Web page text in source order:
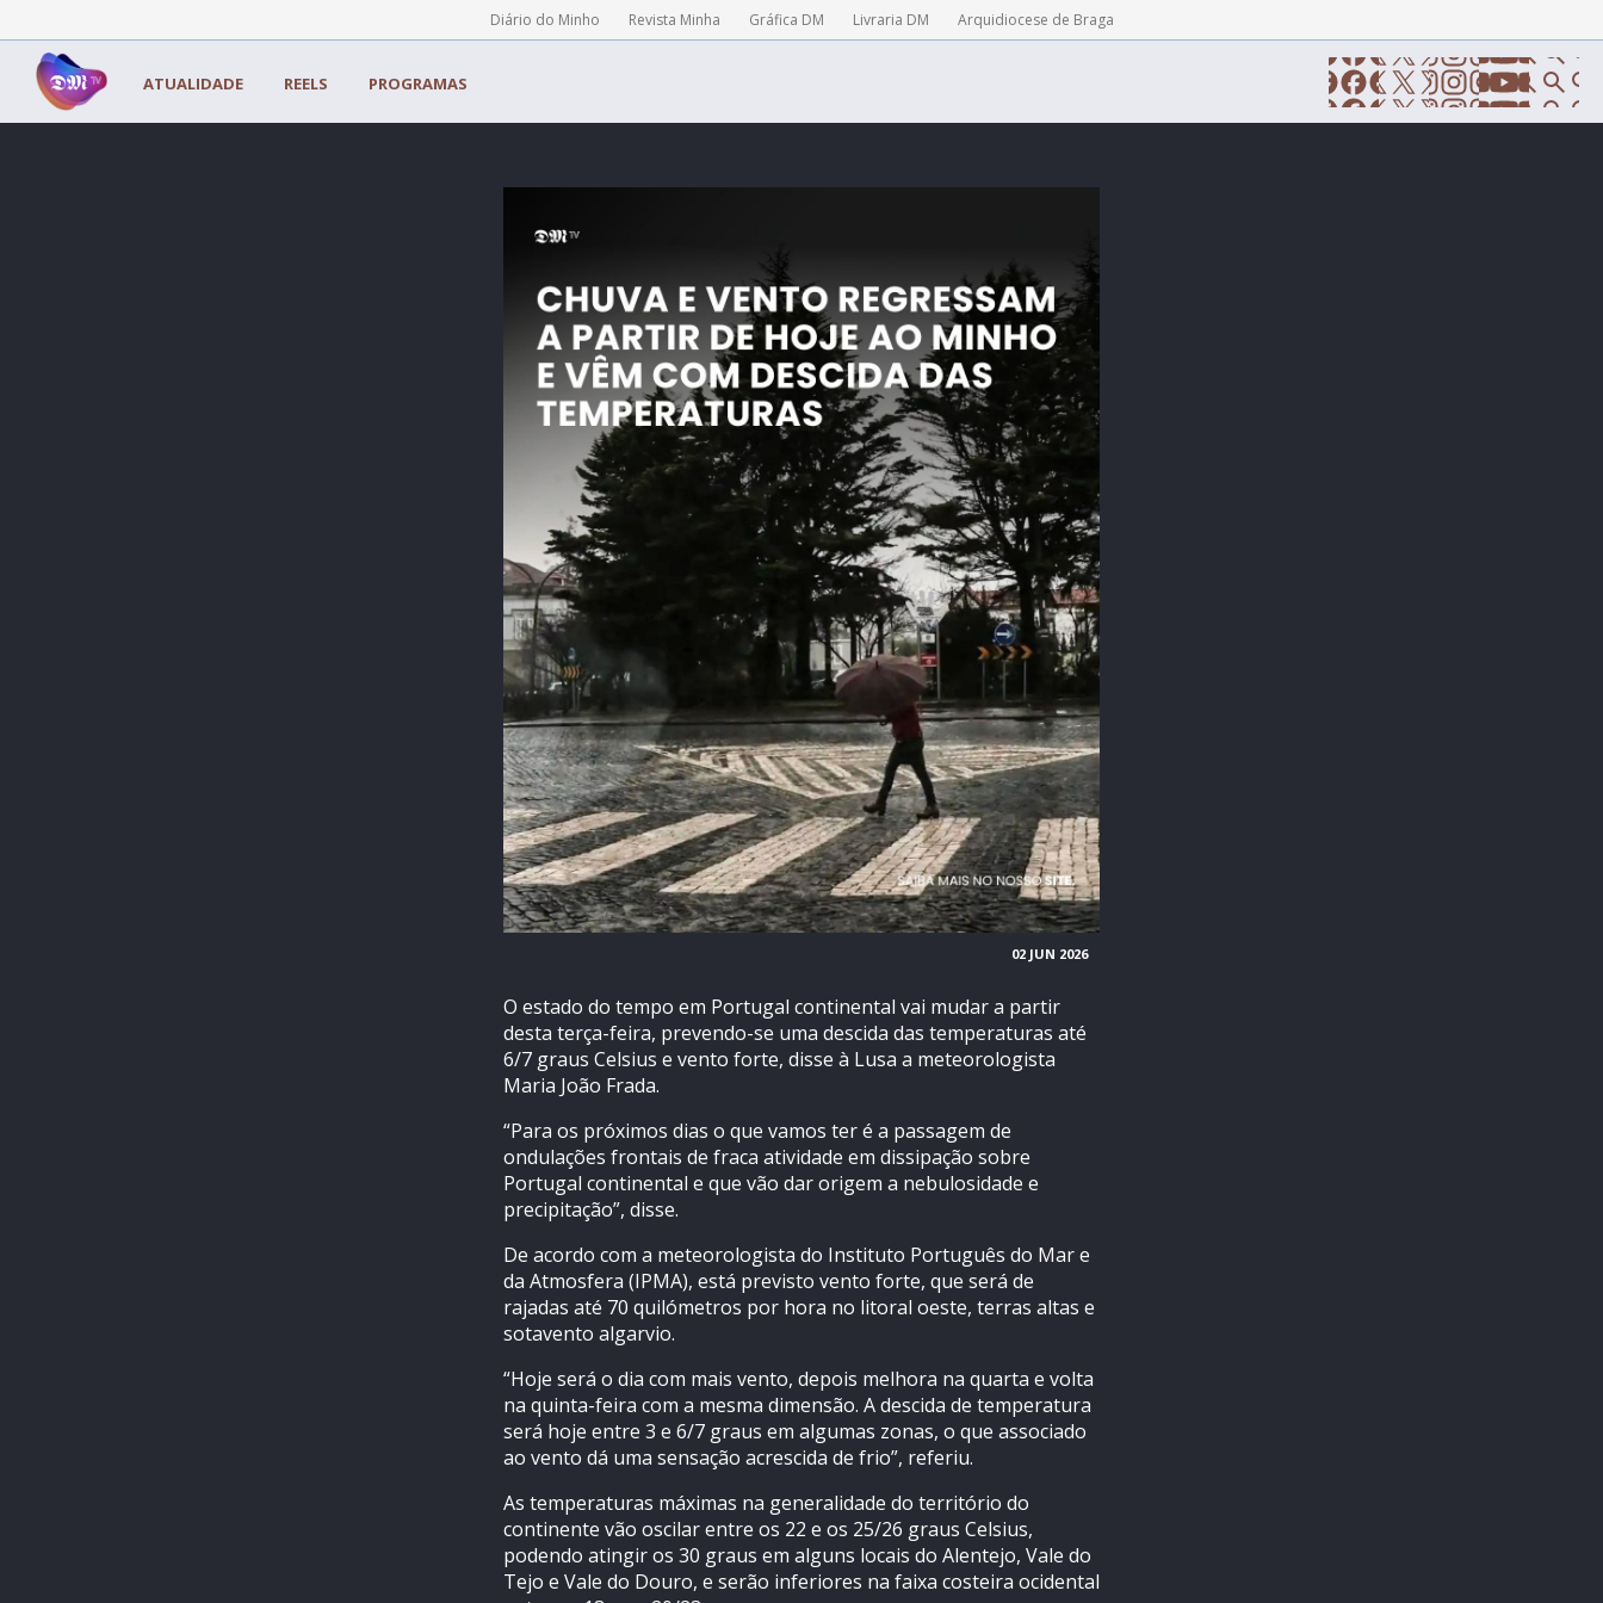
Diário do Minho Revista Minha Gráfica DM Livraria DM Arquidiocese de Braga
ATUALIDADE REELS PROGRAMAS
02 JUN 2026
O estado do tempo em Portugal continental vai mudar a partir
desta terça-feira, prevendo-se uma descida das temperaturas até
6/7 graus Celsius e vento forte, disse à Lusa a meteorologista
Maria João Frada.
“Para os próximos dias o que vamos ter é a passagem de
ondulações frontais de fraca atividade em dissipação sobre
Portugal continental e que vão dar origem a nebulosidade e
precipitação”, disse.
De acordo com a meteorologista do Instituto Português do Mar e
da Atmosfera (IPMA), está previsto vento forte, que será de
rajadas até 70 quilómetros por hora no litoral oeste, terras altas e
sotavento algarvio.
“Hoje será o dia com mais vento, depois melhora na quarta e volta
na quinta-feira com a mesma dimensão. A descida de temperatura
será hoje entre 3 e 6/7 graus em algumas zonas, o que associado
ao vento dá uma sensação acrescida de frio”, referiu.
As temperaturas máximas na generalidade do território do
continente vão oscilar entre os 22 e os 25/26 graus Celsius,
podendo atingir os 30 graus em alguns locais do Alentejo, Vale do
Tejo e Vale do Douro, e serão inferiores na faixa costeira ocidental